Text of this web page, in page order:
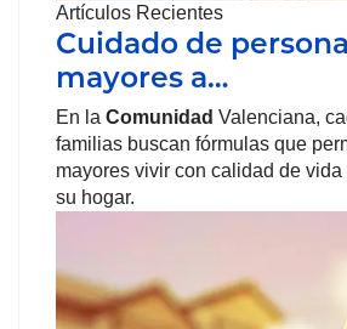
Artículos Recientes
Cuidado de
mayores a…
En la Comunidad Valenciana,
familias buscan fórmulas que
mayores vivir con calidad de
su hogar.